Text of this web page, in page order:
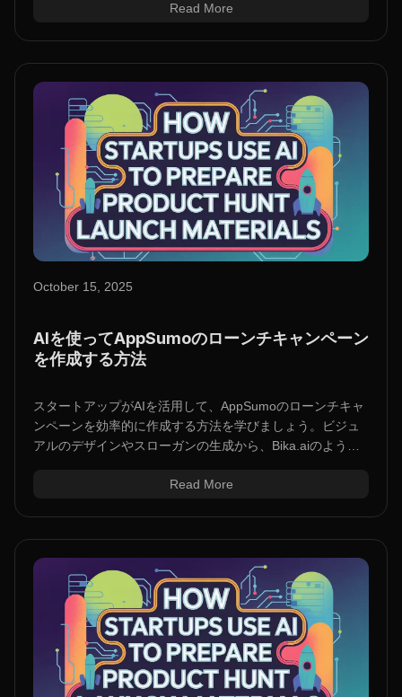
Read More
October 15, 2025
AIを使ってAppSumoのローンチキャンペーン
を作成する方法
スタートアップがAIを活用して、AppSumoのローンチキャ
ンペーンを効率的に作成する方法を学びましょう。ビジュ
アルのデザインやスローガンの生成から、Bika.aiのような
Read More